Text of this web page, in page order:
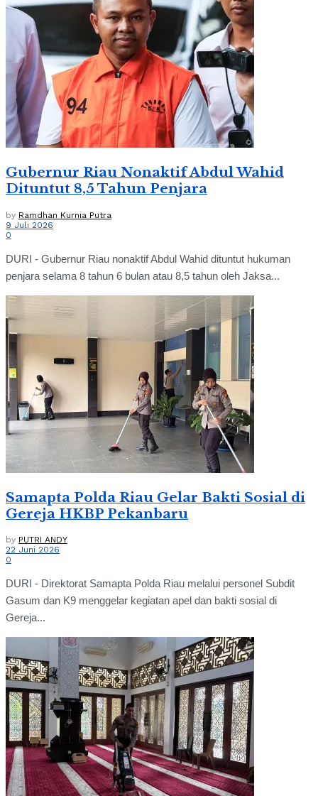
Gubernur Riau Nonaktif Abdul Wahid
Dituntut 8,5 Tahun Penjara
by Ramdhan Kurnia Putra
9 Juli 2026
0
DURI - Gubernur Riau nonaktif Abdul Wahid dituntut hukuman
penjara selama 8 tahun 6 bulan atau 8,5 tahun oleh Jaksa...
Samapta Polda Riau Gelar Bakti Sosial di
Gereja HKBP Pekanbaru
by PUTRI ANDY
22 Juni 2026
0
DURI - Direktorat Samapta Polda Riau melalui personel Subdit
Gasum dan K9 menggelar kegiatan apel dan bakti sosial di
Gereja...